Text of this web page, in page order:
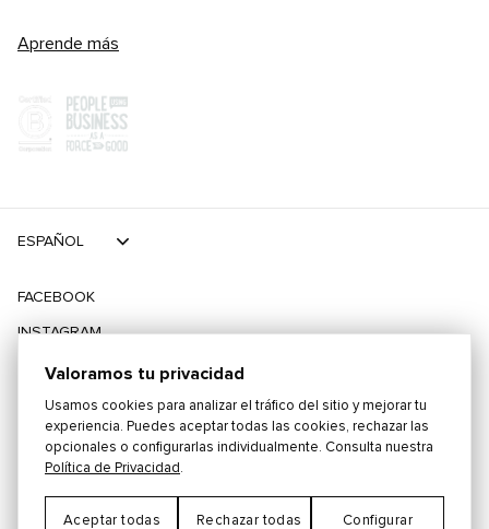
Aprende más
©2026 PLAYING FOR CHANGE
TÉRMINOS Y CONDICIONES POLÍTICA DE PRIVACIDAD
FACEBOOK
INSTAGRAM
TIKTOK
TWITTER
ESPAÑOL
Valoramos tu privacidad
Usamos cookies para analizar el tráfico del sitio y mejorar tu
experiencia. Puedes aceptar todas las cookies, rechazar las
opcionales o configurarlas individualmente. Consulta nuestra
Política de Privacidad .
Aceptar todas Rechazar todas Configurar